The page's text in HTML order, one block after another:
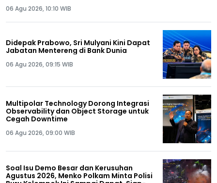
06 Agu 2026, 10:10 WIB
Didepak Prabowo, Sri Mulyani Kini Dapat
Jabatan Mentereng di Bank Dunia
06 Agu 2026, 09:15 WIB
Multipolar Technology Dorong Integrasi
Observability dan Object Storage untuk
Cegah Downtime
06 Agu 2026, 09:00 WIB
Soal Isu Demo Besar dan Kerusuhan
Agustus 2026, Menko Polkam Minta Polisi